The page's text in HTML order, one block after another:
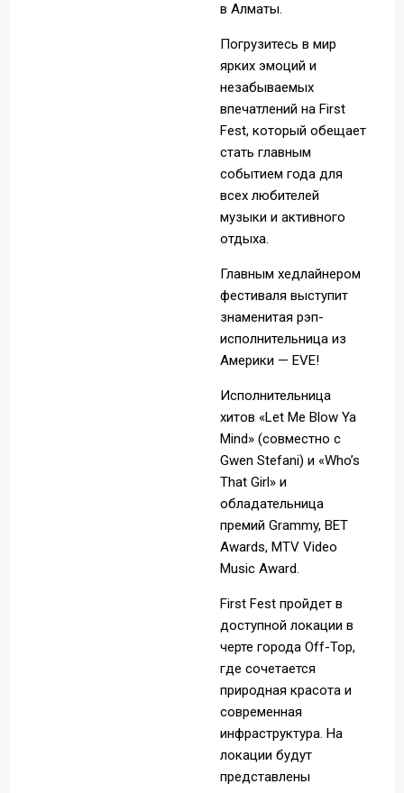
в Алматы.
Погрузитесь в мир
ярких эмоций и
незабываемых
впечатлений на First
Fest, который обещает
стать главным
событием года для
всех любителей
музыки и активного
отдыха.
Главным хедлайнером
фестиваля выступит
знаменитая рэп-
исполнительница из
Америки — EVE!
Исполнительница
хитов «Let Me Blow Ya
Mind» (совместно с
Gwen Stefani) и «Who’s
That Girl» и
обладательница
премий Grammy, BET
Awards, MTV Video
Music Award.
First Fest пройдет в
доступной локации в
черте города Off-Top,
где сочетается
природная красота и
современная
инфраструктура. На
локации будут
представлены